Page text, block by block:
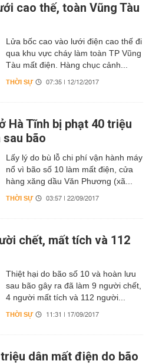
cao thế, toàn Vũng Tàu
Lửa bốc cao vào lưới điện cao thế đi
qua khu vực cháy làm toàn TP Vũng
Tàu mất điện. Hàng chục cảnh...
THỜI SỰ 07:35 | 12/12/2017
Hà Tĩnh bị phạt 40 triệu
bão
Lấy lý do bù lỗ chi phí vận hành máy
nổ vì bão số 10 làm mất điện, cửa
hàng xăng dầu Văn Phương (xã...
THỜI SỰ 03:57 | 22/09/2017
chết, mất tích và 112
Thiệt hại do bão số 10 và hoàn lưu
sau bão gây ra đã làm 9 người chết,
4 người mất tích và 112 người...
THỜI SỰ 11:31 | 17/09/2017
dân mất điện do bão